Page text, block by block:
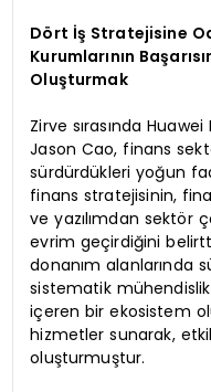
Dört İş Stratejisine
Kurumlarının
Oluşturmak
Zirve sırasında
Jason Cao, finans
sürdürdükleri yoğun
finans stratejisinin,
ve yazılımdan sektör
evrim geçirdiğini
donanım alanlarında
sistematik
içeren bir ekosistem
hizmetler sunarak,
oluşturmuştur.